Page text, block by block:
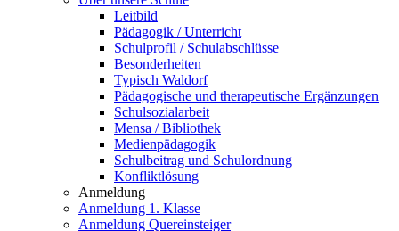
Leitbild
Pädagogik / Unterricht
Schulprofil / Schulabschlüsse
Besonderheiten
Typisch Waldorf
Pädagogische und therapeutische Ergänzungen
Schulsozialarbeit
Mensa / Bibliothek
Medienpädagogik
Schulbeitrag und Schulordnung
Konfliktlösung
Anmeldung
Anmeldung 1. Klasse
Anmeldung Quereinsteiger